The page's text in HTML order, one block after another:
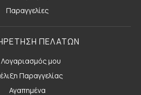
Παραγγελίες
ΠΕΛΑΤΩΝ
μου
Παραγγελίας
Αγαπημένα